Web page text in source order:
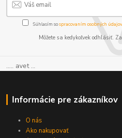
Súhlasím sospracovaním osobných údajov
Môžete sa kedykoľvek odhlásiť.
..... avet ...
Informácie pre zákazníkov
O nás
Ako nakupovať